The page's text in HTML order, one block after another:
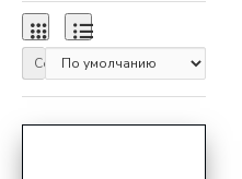
Сортировка: